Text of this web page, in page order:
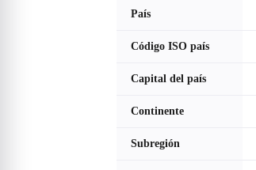
País
Código ISO país
Capital del país
Continente
Subregión